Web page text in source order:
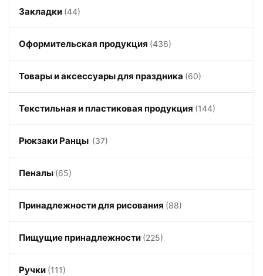
Закладки (44)
Оформительская продукция (436)
Товары и аксессуары для праздника (60)
Текстильная и пластиковая продукция (144)
Рюкзаки Ранцы (37)
Пеналы (65)
Принадлежности для рисования (88)
Пищущие принадлежности (225)
Ручки (111)